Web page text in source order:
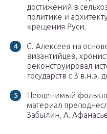
достижений в
политике и
крещения Руси.
С. Алексеев на
византийцев,
реконструировал
государств с 3 в.н.э.
Неоценимый
материал
Забылин, А.